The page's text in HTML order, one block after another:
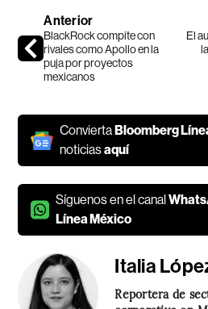
Anterior
BlackRock compite con
rivales como Apollo en la
puja por proyectos
mexicanos
El
Convierta Bloomberg
noticiasaquí
Síguenos en el canal
Línea México
Italia
Reportera de